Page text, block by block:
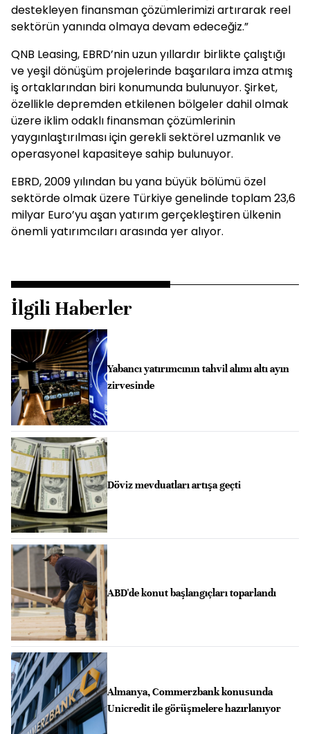
destekleyen finansman çözümlerimizi artırarak reel
sektörün yanında olmaya devam edeceğiz.”
QNB Leasing, EBRD’nin uzun yıllardır birlikte çalıştığı
ve yeşil dönüşüm projelerinde başarılara imza atmış
iş ortaklarından biri konumunda bulunuyor. Şirket,
özellikle depremden etkilenen bölgeler dahil olmak
üzere iklim odaklı finansman çözümlerinin
yaygınlaştırılması için gerekli sektörel uzmanlık ve
operasyonel kapasiteye sahip bulunuyor.
EBRD, 2009 yılından bu yana büyük bölümü özel
sektörde olmak üzere Türkiye genelinde toplam 23,6
milyar Euro’yu aşan yatırım gerçekleştiren ülkenin
önemli yatırımcıları arasında yer alıyor.
İlgili Haberler
Yabancı yatırımcının tahvil alımı altı ayın
zirvesinde
Döviz mevduatları artışa geçti
ABD'de konut başlangıçları toparlandı
Almanya, Commerzbank konusunda
Unicredit ile görüşmelere hazırlanıyor